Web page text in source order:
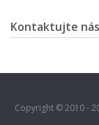
Kontaktujte nás
Copyright © 2010 -